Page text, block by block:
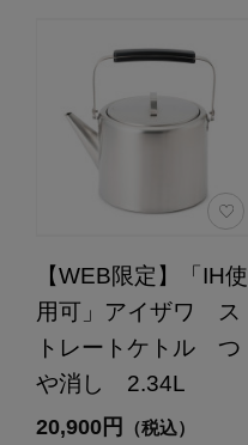
【WEB限定】「IH使
用可」アイザワ ス
トレートケトル つ
や消し 2.34L
20,900円 （税込）